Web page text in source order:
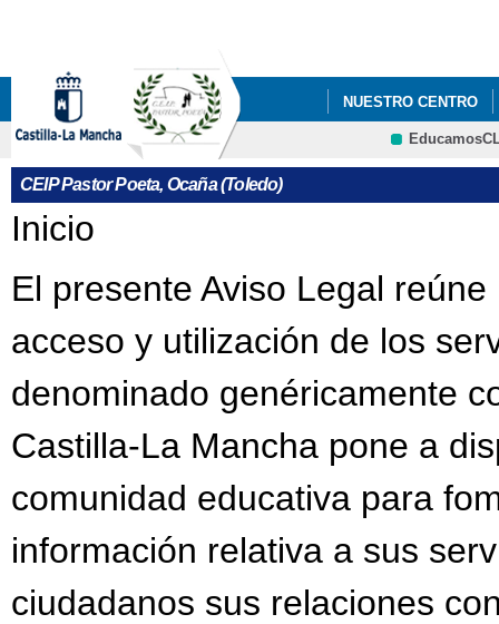
NUESTRO CENTRO
BLOGS Y WIKIS
GALERÍA
CEIP Pastor Poeta, Ocaña (Toledo)
Se encuentra usted aquí
Inicio
El presente Aviso Legal
acceso y utilización de los
denominado genéricamente
Castilla-La Mancha pone a
comunidad educativa para
información relativa a sus
ciudadanos sus relaciones